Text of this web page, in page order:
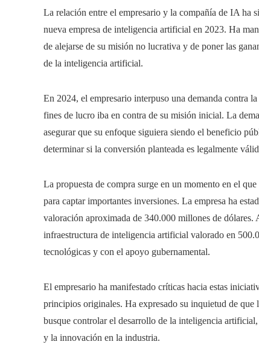
La relación entre el empresario y la compañía de IA ha
nueva empresa de inteligencia artificial en 2023. Ha
de alejarse de su misión no lucrativa y de poner las
de la inteligencia artificial.
En 2024, el empresario interpuso una demanda contra
fines de lucro iba en contra de su misión inicial. La
asegurar que su enfoque siguiera siendo el beneficio
determinar si la conversión planteada es legalmente
La propuesta de compra surge en un momento en el
para captar importantes inversiones. La empresa ha
valoración aproximada de 340.000 millones de dólares.
infraestructura de inteligencia artificial valorado en
tecnológicas y con el apoyo gubernamental.
El empresario ha manifestado críticas hacia estas
principios originales. Ha expresado su inquietud de
busque controlar el desarrollo de la inteligencia
y la innovación en la industria.